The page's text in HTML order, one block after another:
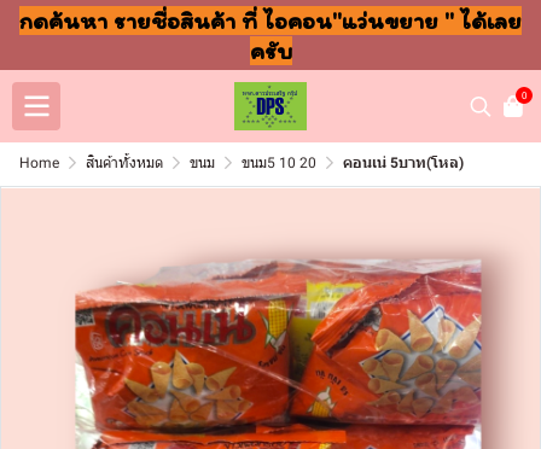
กดค้นหา รายชื่อสินค้า ที่ ไอคอน"แว่นขยาย " ได้เลย
ครับ
0
Home สินค้าทั้งหมด ขนม ขนม5 10 20 คอนเน่ 5บาท(โหล)